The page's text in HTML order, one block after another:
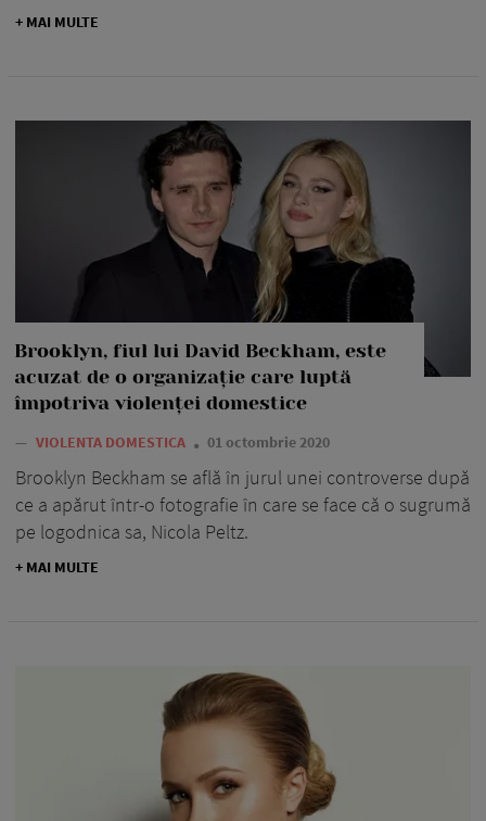
+ MAI MULTE
Brooklyn, fiul lui David Beckham, este
acuzat de o organizație care luptă
împotriva violenței domestice
— VIOLENTA DOMESTICA 01 octombrie 2020
Brooklyn Beckham se află în jurul unei controverse după
ce a apărut într-o fotografie în care se face că o sugrumă
pe logodnica sa, Nicola Peltz.
+ MAI MULTE